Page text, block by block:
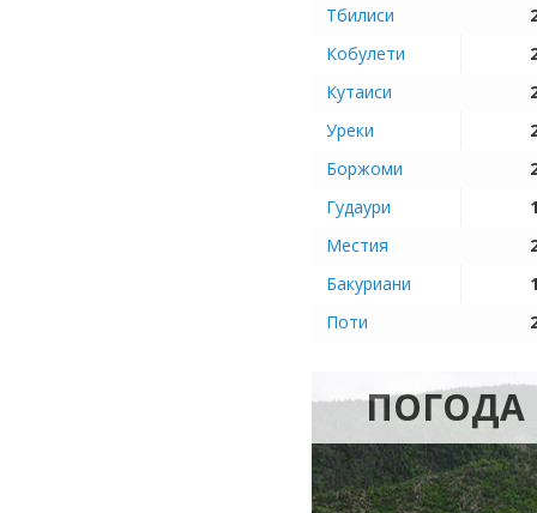
Тбилиси
Кобулети
Кутаиси
Уреки
Боржоми
Гудаури
Местия
Бакуриани
Поти